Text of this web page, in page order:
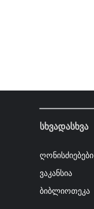
სხვადასხვა
ღონისძიებები
ვაკანსია
ბიბლიოთეკა